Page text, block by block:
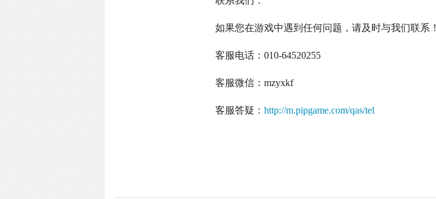
如果您在游戏中遇到任何问题，请及时与我们联系！
客服电话：010-64520255
客服微信：mzyxkf
客服答疑：http://m.pipgame.com/qas/tel